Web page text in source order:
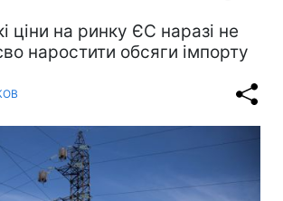
ціни на ринку ЄС наразі не
наростити обсяги імпорту